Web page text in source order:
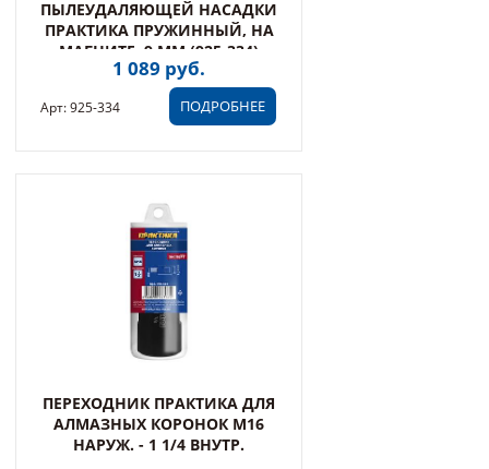
ПЫЛЕУДАЛЯЮЩЕЙ НАСАДКИ
ПРАКТИКА ПРУЖИННЫЙ, НА
МАГНИТЕ, 9 ММ (925-334)
1 089 руб.
ПОДРОБНЕЕ
Арт: 925-334
ПЕРЕХОДНИК ПРАКТИКА ДЛЯ
АЛМАЗНЫХ КОРОНОК M16
НАРУЖ. - 1 1/4 ВНУТР.